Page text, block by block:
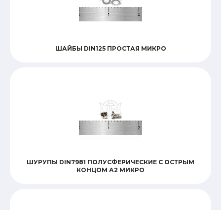
ШАЙБЫ DIN125 ПРОСТАЯ МИКРО
ШУРУПЫ DIN7981 ПОЛУСФЕРИЧЕСКИЕ С ОСТРЫМ
КОНЦОМ А2 МИКРО